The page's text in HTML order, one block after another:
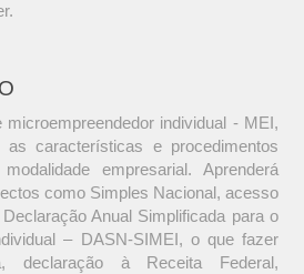
individual - MEI,
as características e procedimentos
empresarial. Aprenderá
como Simples Nacional, acesso
Anual Simplificada para o
– DASN-SIMEI, o que fazer
à Receita Federal,